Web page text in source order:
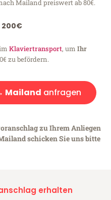
Mailand preiswert ab 80€.
200€
Klaviertransport, um Ihr
zu befördern.
Mailand anfragen
zu Ihrem Anliegen
schicken Sie uns bitte
erhalten